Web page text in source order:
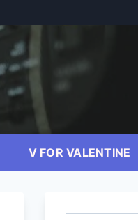
V FOR VALENTINE